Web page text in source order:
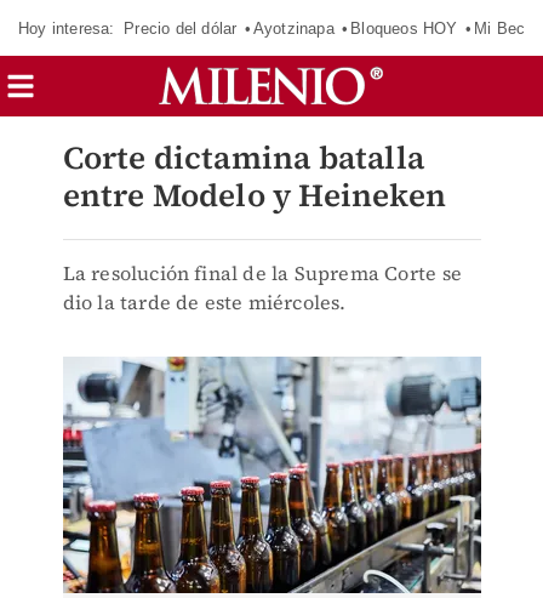
Hoy interesa: Precio del dólar Ayotzinapa Bloqueos HOY Mi Beca
Corte dictamina batalla
entre Modelo y Heineken
La resolución final de la Suprema Corte se
dio la tarde de este miércoles.